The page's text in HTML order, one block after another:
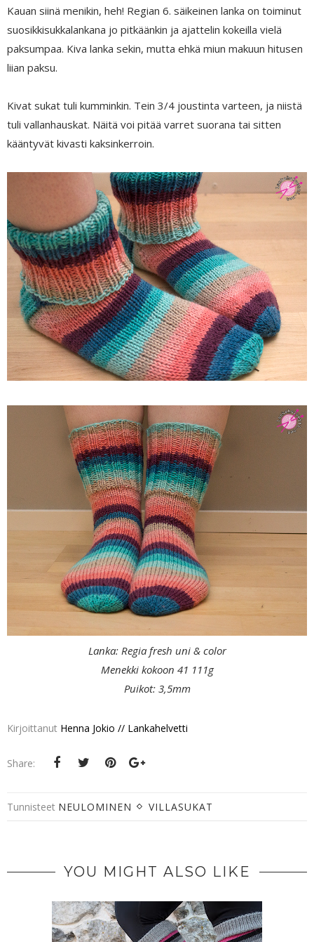
Kauan siinä menikin, heh! Regian 6. säikeinen lanka on toiminut
suosikkisukkalankana jo pitkäänkin ja ajattelin kokeilla vielä
paksumpaa. Kiva lanka sekin, mutta ehkä miun makuun hitusen
liian paksu.
Kivat sukat tuli kumminkin. Tein 3/4 joustinta varteen, ja niistä
tuli vallanhauskat. Näitä voi pitää varret suorana tai sitten
kääntyvät kivasti kaksinkerroin.
Lanka: Regia fresh uni & color
Menekki kokoon 41 111g
Puikot: 3,5mm
Kirjoittanut Henna Jokio // Lankahelvetti
Share:
Tunnisteet NEULOMINEN VILLASUKAT
YOU MIGHT ALSO LIKE